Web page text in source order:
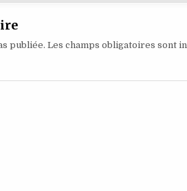
publiée. Les champs obligatoires sont